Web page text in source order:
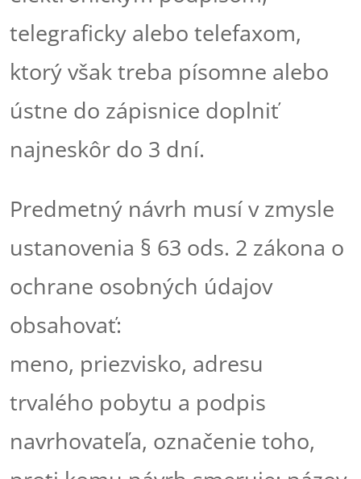
telegraficky alebo telefaxom,
ktorý však treba písomne alebo
ústne do zápisnice doplniť
najneskôr do 3 dní.
Predmetný návrh musí v zmysle
ustanovenia § 63 ods. 2 zákona o
ochrane osobných údajov
obsahovať:
meno, priezvisko, adresu
trvalého pobytu a podpis
navrhovateľa, označenie toho,